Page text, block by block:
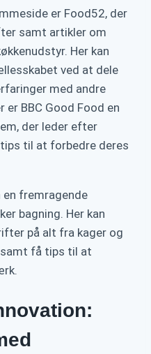
er Food52, der
samt artikler om
Her kan
ved at dele
med andre
BBC Good Food en
der leder efter
til at forbedre deres
en fremragende
bagning. Her kan
på alt fra kager og
få tips til at